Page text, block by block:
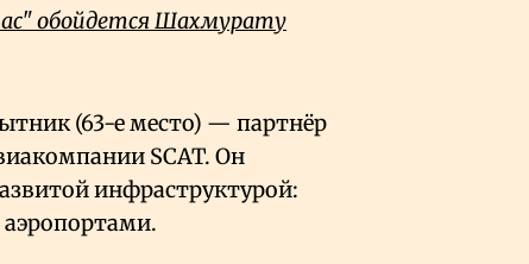
обойдется Шахмурату
(63-е место) — партнёр
SCAT. Он
инфраструктурой:
аэропортами.